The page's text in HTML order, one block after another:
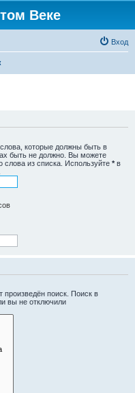
Веке
Вход
слова, которые должны быть в
быть не должно. Вы можете
слова из списка. Используйте * в
поиск. Поиск в
вы не отключили